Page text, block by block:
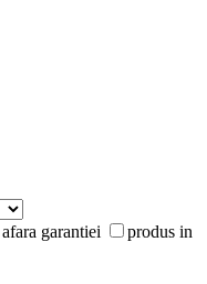
garantiei
produs in